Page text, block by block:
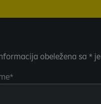
obeležena sa *